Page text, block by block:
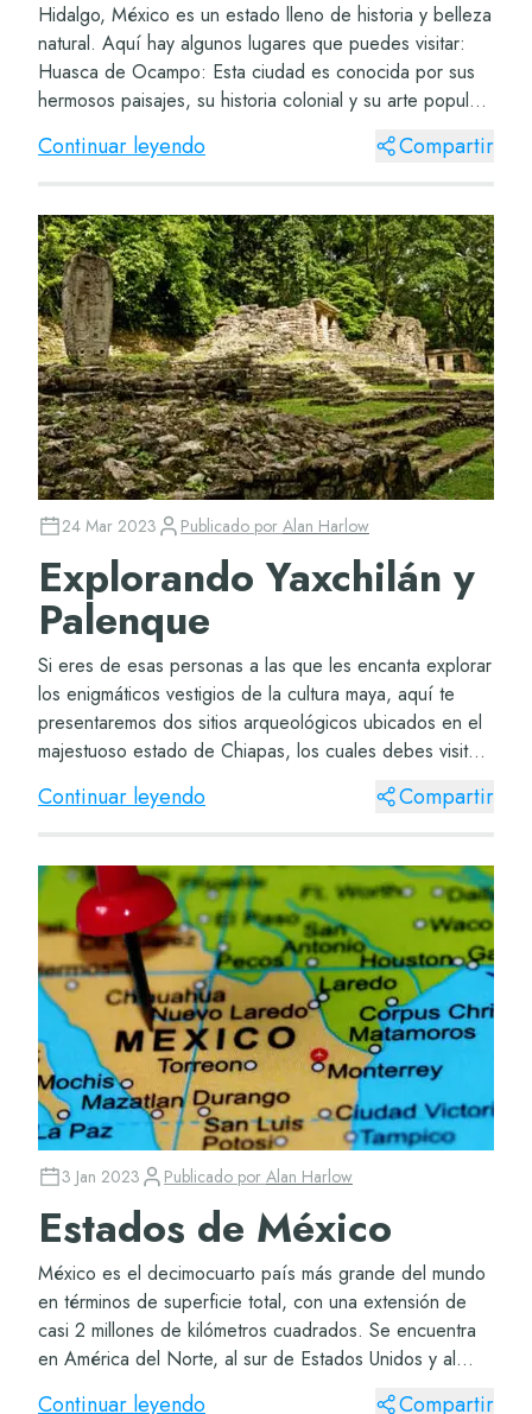
Hidalgo, México es un estado lleno de historia y belleza
natural. Aquí hay algunos lugares que puedes visitar:
Huasca de Ocampo: Esta ciudad es conocida por sus
hermosos paisajes, su historia colonial y su arte popular.
Zona arqueológica de Tula de A...
Continuar leyendo Compartir
24 Mar 2023 Publicado por Alan Harlow
Explorando Yaxchilán y
Palenque
Si eres de esas personas a las que les encanta explorar
los enigmáticos vestigios de la cultura maya, aquí te
presentaremos dos sitios arqueológicos ubicados en el
majestuoso estado de Chiapas, los cuales debes visitar
por su belleza e historia. Zona...
Continuar leyendo Compartir
3 Jan 2023 Publicado por Alan Harlow
Estados de México
México es el decimocuarto país más grande del mundo
en términos de superficie total, con una extensión de
casi 2 millones de kilómetros cuadrados. Se encuentra
en América del Norte, al sur de Estados Unidos y al
norte de Centroamérica. Limita al oest...
Continuar leyendo Compartir